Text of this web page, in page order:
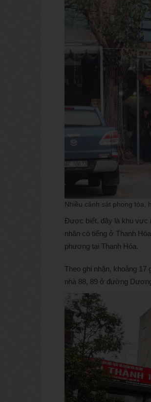
Nhiều cảnh sát phong tỏa,
Được biết, đây là khu vực
nhân có tiếng ở Thanh
phương tại Thanh Hóa.
Theo ghi nhận, khoảng
nhà 88, 89 ở đường